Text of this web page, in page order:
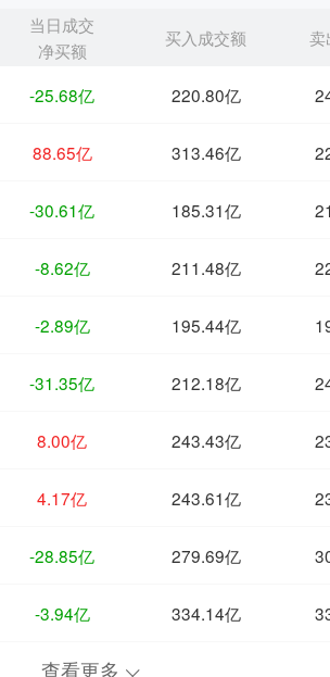
当日成交
净买额
买入成交额 卖
-25.68亿 220.80亿
88.65亿 313.46亿
-30.61亿 185.31亿
-8.62亿 211.48亿
-2.89亿 195.44亿
-31.35亿 212.18亿
8.00亿 243.43亿
4.17亿 243.61亿
-28.85亿 279.69亿
-3.94亿 334.14亿
查看更多